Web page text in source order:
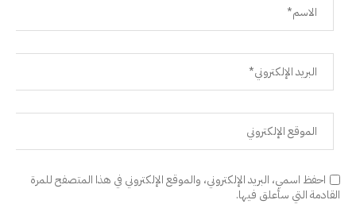
احفظ اسمي، البريد الإلكتروني، والموقع الإلكتروني في هذا المتصفح للمرة
القادمة التي سأعلق فيها.